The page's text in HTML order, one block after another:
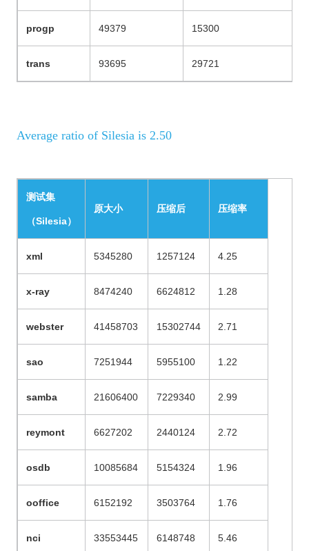
progp 49379 15300
trans 93695 29721
Average ratio of Silesia is 2.50
测试集
（Silesia）
原大小 压缩后 压缩率
xml 5345280 1257124 4.25
x-ray 8474240 6624812 1.28
webster 41458703 15302744 2.71
sao 7251944 5955100 1.22
samba 21606400 7229340 2.99
reymont 6627202 2440124 2.72
osdb 10085684 5154324 1.96
ooffice 6152192 3503764 1.76
nci 33553445 6148748 5.46